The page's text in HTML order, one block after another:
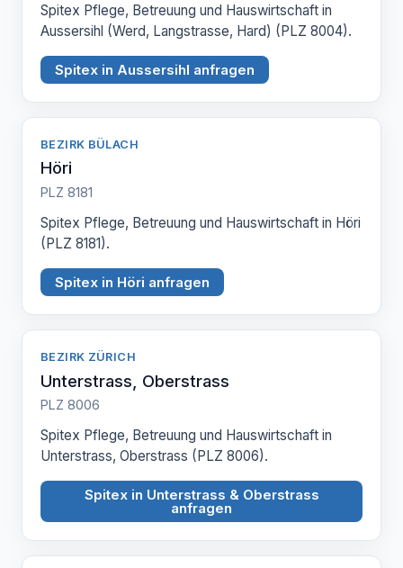
Spitex Pflege, Betreuung und Hauswirtschaft in
Aussersihl (Werd, Langstrasse, Hard) (PLZ 8004).
Spitex in Aussersihl anfragen
BEZIRK BÜLACH
Höri
PLZ 8181
Spitex Pflege, Betreuung und Hauswirtschaft in Höri
(PLZ 8181).
Spitex in Höri anfragen
BEZIRK ZÜRICH
Unterstrass, Oberstrass
PLZ 8006
Spitex Pflege, Betreuung und Hauswirtschaft in
Unterstrass, Oberstrass (PLZ 8006).
Spitex in Unterstrass & Oberstrass
anfragen